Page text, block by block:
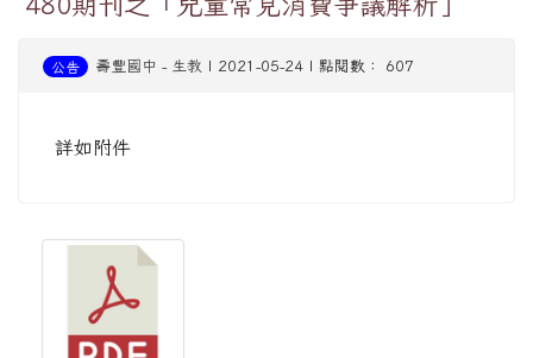
公告 壽豐國中 - 生教 | 2021-05-24 | 點閱數： 607
詳如附件